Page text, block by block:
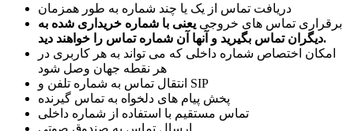
دریافت تماس از یک یا چند شماره به طور همزمان
برقراری تماس های خروجی یعنی با شماره خریداری شده به
دیگران تماس بگیرید و آنها آن شماره تماس را خواهند دید.
امکان اختصاص شماره داخلی که می تواند به هر کاربری در
هر نقطه جهان وصل شود
انتقال تماس به شماره تلفن و SIP
پخش پیام های دلخواه به تماس گیرنده
تماس مستقیم با استفاده از شماره داخلی
ارسال تماس به صندوق صوتی